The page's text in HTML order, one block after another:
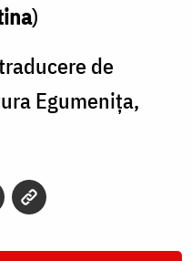
)
de
Egumenița,